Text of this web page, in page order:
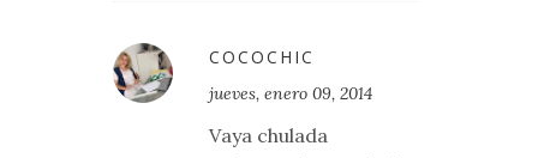
COCOCHIC
jueves, enero 09, 2014
Vaya chulada